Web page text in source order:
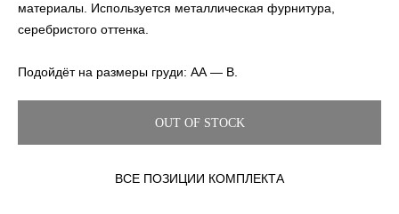
материалы. Используется металлическая фурнитура,
серебристого оттенка.
Подойдёт на размеры груди: АА — B.
OUT OF STOCK
ВСЕ ПОЗИЦИИ КОМПЛЕКТА